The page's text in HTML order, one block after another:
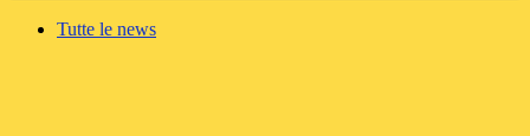
Tutte le news